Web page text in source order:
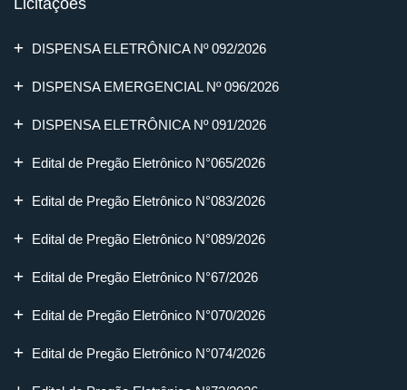
DISPENSA ELETRÔNICA Nº 092/2026
DISPENSA EMERGENCIAL Nº 096/2026
DISPENSA ELETRÔNICA Nº 091/2026
Edital de Pregão Eletrônico N°065/2026
Edital de Pregão Eletrônico N°083/2026
Edital de Pregão Eletrônico N°089/2026
Edital de Pregão Eletrônico N°67/2026
Edital de Pregão Eletrônico N°070/2026
Edital de Pregão Eletrônico N°074/2026